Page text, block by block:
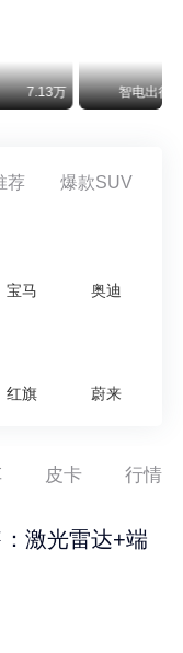
8.18万 智电出行
荐 爆款SUV
宝马 奥迪
红旗 蔚来
皮卡 行情
激光雷达+端